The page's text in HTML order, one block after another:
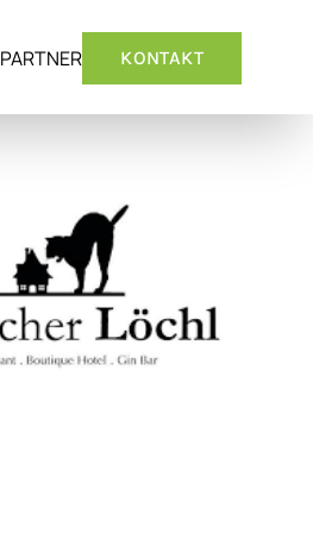
PARTNER KONTAKT